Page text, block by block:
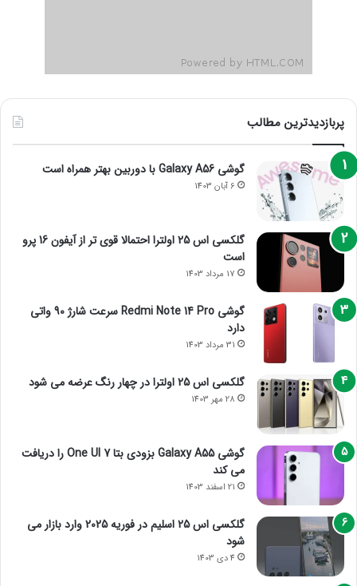
پربازدیدترین مطالب
گوشی Galaxy A56 با دوربین بهتر همراه است
6 آبان 1403
گلکسی اس 25 اولترا احتمالا قوی تر از آیفون 16 پرو
است
17 مرداد 1403
گوشی Redmi Note 14 Pro سرعت شارژ 90 واتی
دارد
31 مرداد 1403
گلکسی اس 25 اولترا در چهار رنگ عرضه می شود
28 مهر 1403
گوشی Galaxy A55 بزودی بتا One UI 7 را دریافت
می کند
21 اسفند 1403
گلکسی اس 25 اسلیم در فوریه 2025 وارد بازار می
شود
4 دی 1403